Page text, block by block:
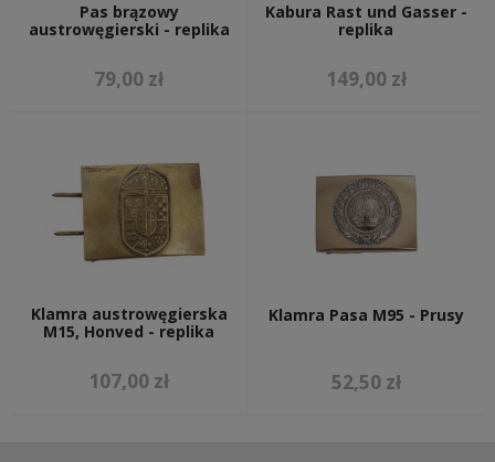
Pas brązowy
austrowęgierski - replika
79,00 zł
Kabura Rast und Gasser -
replika
149,00 zł
Klamra austrowęgierska
M15, Honved - replika
107,00 zł
Klamra Pasa M95 - Prusy
52,50 zł